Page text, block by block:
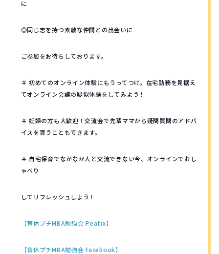
に
◎同じ志を持つ素敵な仲間との出会いに
ご参加をお待ちしております。
＃ 初めてのオンライン体験にもうってつけ。在宅勤務を見据え
てオンライン会議の疑似体験をしてみよう！
＃ 妊婦の方も大歓迎！交流会で先輩ママから疑問質問のアドバ
イスを貰うこともできます。
＃ 自宅保育でなかなか人と交流できない今、オンラインでおし
ゃべり
してリフレッシュしよう！
【育休プチMBA勉強会 Peatix】
【育休プチMBA勉強会 Facebook】